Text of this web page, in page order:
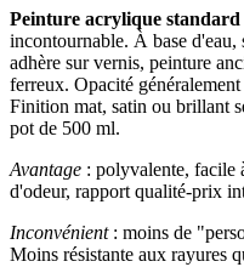
Peinture acrylique
incontournable. À base d'eau,
adhère sur vernis, peinture
ferreux. Opacité
Finition mat, satin ou brillant
pot de 500 ml.
Avantage : polyvalente, facile
d'odeur, rapport qualité-prix
Inconvénient: moins de
Moins résistante aux rayures